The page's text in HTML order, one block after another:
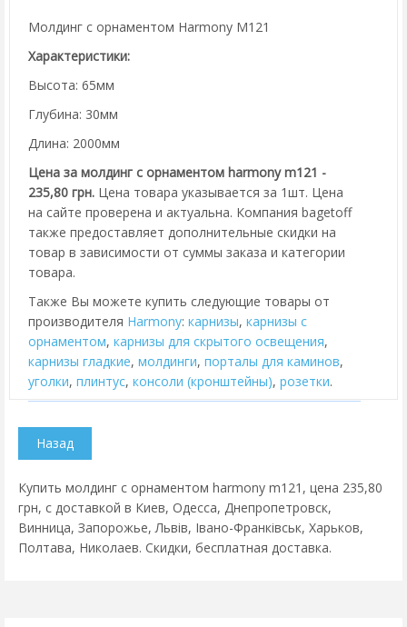
Молдинг с орнаментом Harmony M121
Характеристики:
Высота: 65мм
Глубина: 30мм
Длина: 2000мм
Цена за молдинг с орнаментом harmony m121 -
235,80 грн. Цена товара указывается за 1шт. Цена
на сайте проверена и актуальна. Компания bagetoff
также предоставляет дополнительные скидки на
товар в зависимости от суммы заказа и категории
товара.
Также Вы можете купить следующие товары от
производителя Harmony: карнизы, карнизы с
орнаментом, карнизы для скрытого освещения,
карнизы гладкие, молдинги, порталы для каминов,
уголки, плинтус, консоли (кронштейны), розетки.
Купить молдинг с орнаментом harmony m121, цена 235,80
грн, с доставкой в Киев, Одесса, Днепропетровск,
Винница, Запорожье, Львів, Івано-Франківськ, Харьков,
Полтава, Николаев. Скидки, бесплатная доставка.